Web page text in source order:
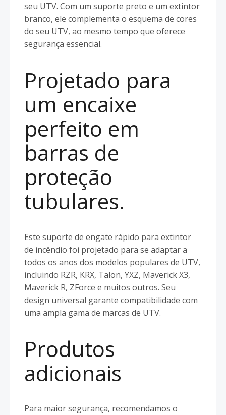
seu UTV. Com um suporte preto e um extintor
branco, ele complementa o esquema de cores
do seu UTV, ao mesmo tempo que oferece
segurança essencial.
Projetado para
um encaixe
perfeito em
barras de
proteção
tubulares.
Este suporte de engate rápido para extintor
de incêndio foi projetado para se adaptar a
todos os anos dos modelos populares de UTV,
incluindo RZR, KRX, Talon, YXZ, Maverick X3,
Maverick R, ZForce e muitos outros. Seu
design universal garante compatibilidade com
uma ampla gama de marcas de UTV.
Produtos
adicionais
Para maior segurança, recomendamos o